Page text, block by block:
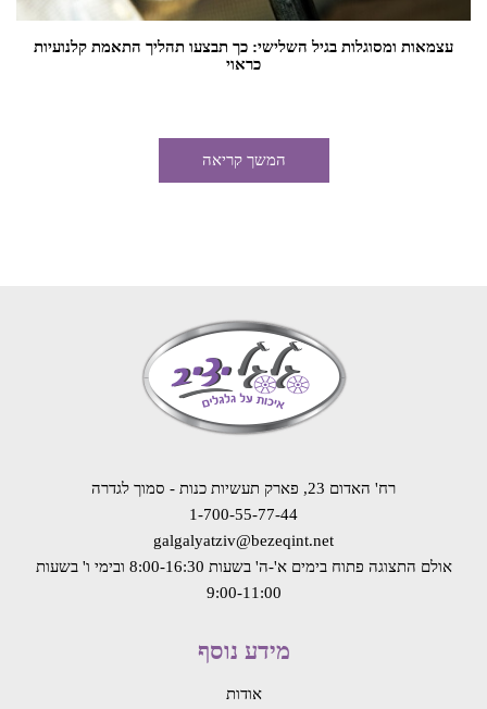
עצמאות ומסוגלות בגיל השלישי: כך תבצעו תהליך התאמת קלנועיות
כראוי
המשך קריאה
רח' האדום 23, פארק תעשיות כנות - סמוך לגדרה
1-700-55-77-44
galgalyatziv@bezeqint.net
אולם התצוגה פתוח בימים א'-ה' בשעות 8:00-16:30
ובימי ו' בשעות
9:00-11:00
מידע נוסף
אודות